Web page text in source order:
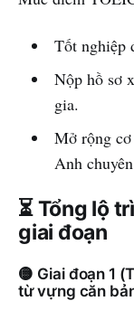
Tốt nghiệp
Nộp hồ sơ
gia.
Mở rộng
Anh
⏳ Tổng lộ
giai đoạn
🟡 Giai đoạn 1
từ vựng căn